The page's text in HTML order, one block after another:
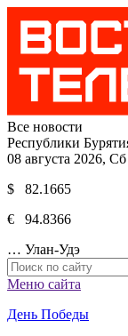
Все новости
Республики
08 августа 2026,
$ 82.1665
€ 94.8366
… Улан-Удэ
Меню сайта
День Победы